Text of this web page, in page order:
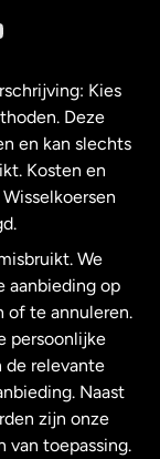
Kies
Deze
en kan slechts
Kosten en
We
aanbieding op
of te annuleren.
persoonlijke
de relevante
Naast
zijn onze
van toepassing.